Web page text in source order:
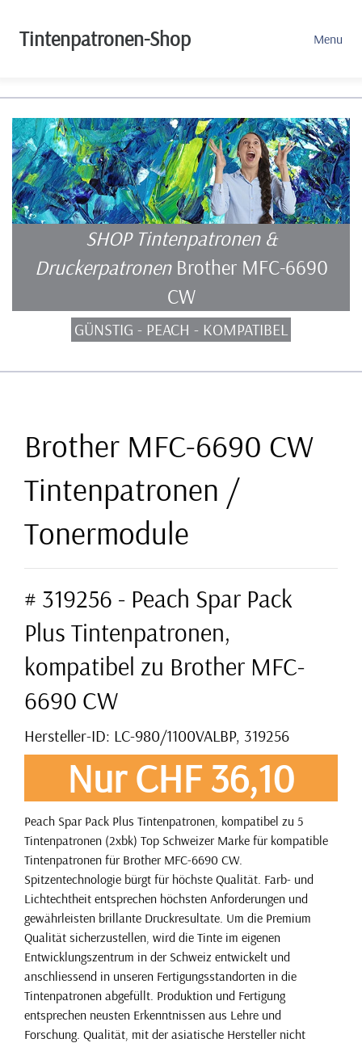
Tintenpatronen-Shop Menu
SHOP Tintenpatronen &
Druckerpatronen Brother MFC-6690
CW
GÜNSTIG - PEACH - KOMPATIBEL
Brother MFC-6690 CW
Tintenpatronen /
Tonermodule
# 319256 - Peach Spar Pack
Plus Tintenpatronen,
kompatibel zu Brother MFC-
6690 CW
Hersteller-ID: LC-980/1100VALBP, 319256
Nur CHF 36,10
Peach Spar Pack Plus Tintenpatronen, kompatibel zu 5
Tintenpatronen (2xbk) Top Schweizer Marke für kompatible
Tintenpatronen für Brother MFC-6690 CW.
Spitzentechnologie bürgt für höchste Qualität. Farb- und
Lichtechtheit entsprechen höchsten Anforderungen und
gewährleisten brillante Druckresultate. Um die Premium
Qualität sicherzustellen, wird die Tinte im eigenen
Entwicklungszentrum in der Schweiz entwickelt und
anschliessend in unseren Fertigungsstandorten in die
Tintenpatronen abgefüllt. Produktion und Fertigung
entsprechen neusten Erkenntnissen aus Lehre und
Forschung. Qualität, mit der asiatische Hersteller nicht